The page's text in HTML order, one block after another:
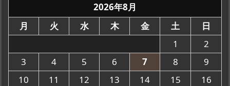
2026年8月
月
火 水 木 金 土
日
1
2
3
4 5 6 7 8
9
10
11 12 13 14 15
16